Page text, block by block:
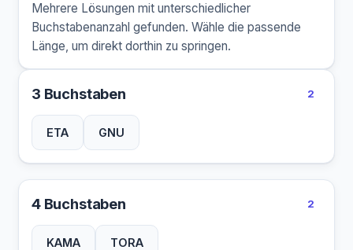
Mehrere Lösungen mit unterschiedlicher
Buchstabenanzahl gefunden. Wähle die passende
Länge, um direkt dorthin zu springen.
3 Buchstaben 2
ETA GNU
4 Buchstaben 2
KAMA TORA